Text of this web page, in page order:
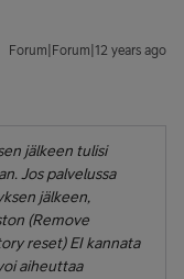
Forum|Forum|12 years ago
jälkeen tulisi
Jos palvelussa
jälkeen,
(Remove
reset) EI kannata
aiheuttaa